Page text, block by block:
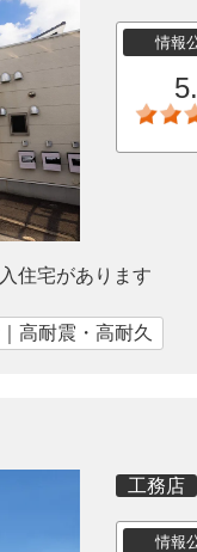
情報
住宅があります
高耐震・高耐久
工務店
情報